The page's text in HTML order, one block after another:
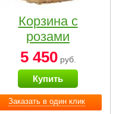
Заказать в один клик
Корзина с
розами
«Красный
Париж»
5 450руб.
Купить